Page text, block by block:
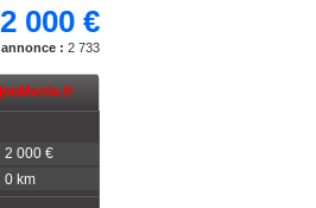
2 000 €
: 2 733
2 000 €
0 km